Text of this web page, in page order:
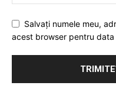
Salvați numele meu,
acest browser pentru